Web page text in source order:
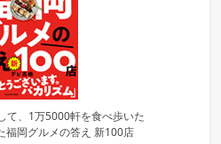
て、1万5000軒を食べ歩いた
福岡グルメの答え 新100店